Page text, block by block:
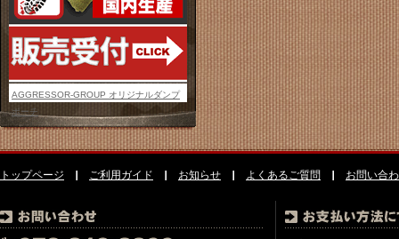
AGGRESSOR-GROUP オリジナルダンプ
ポーチ
トップページ ご利用ガイド お知らせ よくあるご質問 お問い合